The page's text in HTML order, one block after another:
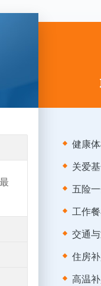
健康
关爱
五险
工作
交通
住房
高温